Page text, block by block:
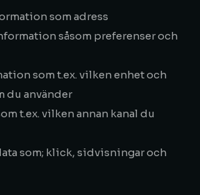
som adress
såsom preferenser och
som t.ex. vilken enhet och
du använder
t.ex. vilken annan kanal du
som; klick, sidvisningar och